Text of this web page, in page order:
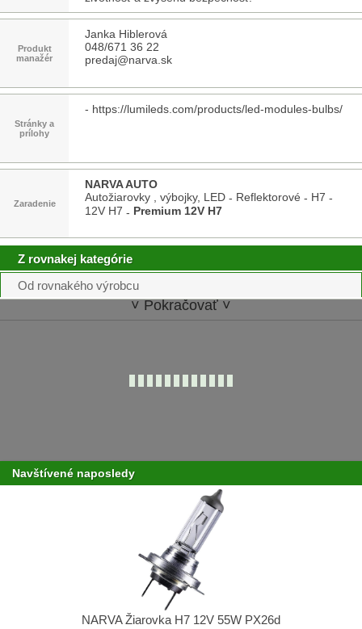
Produkt
manažér
Janka Hiblerová
048/671 36 22
predaj@narva.sk
Stránky a
prílohy
- https://lumileds.com/products/led-modules-bulbs/
Zaradenie
NARVA AUTO
Autožiarovky , výbojky, LED - Reflektorové - H7 -
12V H7 - Premium 12V H7
Z rovnakej kategórie
Od rovnakého výrobcu
˅ Pokračovať ˅
Navštívené naposledy
NARVA Žiarovka H7 12V 55W PX26d